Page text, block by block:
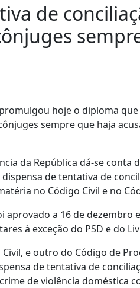
de
hoje o diploma
sempre que haja
da República dá-se conta
de tentativa de
no Código Civil e no
a 16 de dezembro
à exceção do PSD e do
e outro do Código de
de tentativa de
de violência doméstica